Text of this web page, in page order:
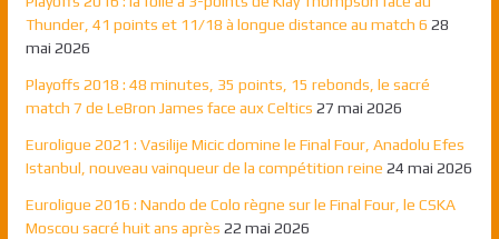
Thunder, 41 points et 11/18 à longue distance au match 6 28
mai 2026
Playoffs 2018 : 48 minutes, 35 points, 15 rebonds, le sacré
match 7 de LeBron James face aux Celtics 27 mai 2026
Euroligue 2021 : Vasilije Micic domine le Final Four, Anadolu Efes
Istanbul, nouveau vainqueur de la compétition reine 24 mai 2026
Euroligue 2016 : Nando de Colo règne sur le Final Four, le CSKA
Moscou sacré huit ans après 22 mai 2026